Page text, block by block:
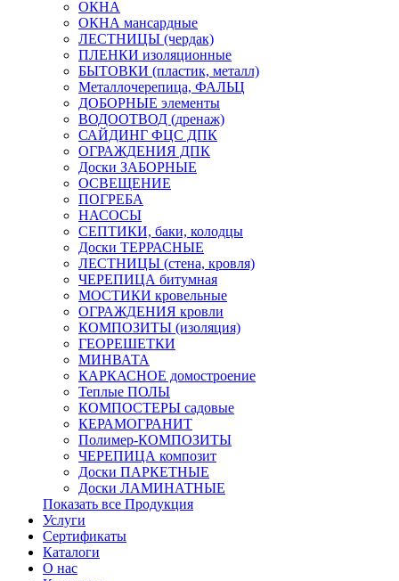
ОКНА
ОКНА мансардные
ЛЕСТНИЦЫ (чердак)
ПЛЕНКИ изоляционные
БЫТОВКИ (пластик, металл)
Металлочерепица, ФАЛЬЦ
ДОБОРНЫЕ элементы
ВОДООТВОД (дренаж)
САЙДИНГ ФЦС ДПК
ОГРАЖДЕНИЯ ДПК
Доски ЗАБОРНЫЕ
ОСВЕЩЕНИЕ
ПОГРЕБА
НАСОСЫ
СЕПТИКИ, баки, колодцы
Доски ТЕРРАСНЫЕ
ЛЕСТНИЦЫ (стена, кровля)
ЧЕРЕПИЦА битумная
МОСТИКИ кровельные
ОГРАЖДЕНИЯ кровли
КОМПОЗИТЫ (изоляция)
ГЕОРЕШЕТКИ
МИНВАТА
КАРКАСНОЕ домостроение
Теплые ПОЛЫ
КОМПОСТЕРЫ садовые
КЕРАМОГРАНИТ
Полимер-КОМПОЗИТЫ
ЧЕРЕПИЦА композит
Доски ПАРКЕТНЫЕ
Доски ЛАМИНАТНЫЕ
Показать все Продукция
Услуги
Сертификаты
Каталоги
О нас